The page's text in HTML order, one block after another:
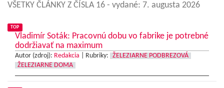
VŠETKY ČLÁNKY Z ČÍSLA 16 - vydané: 7. augusta 2026
TOP
Vladimír Soták: Pracovnú dobu vo fabrike je potrebné
dodržiavať na maximum
Autor (zdroj): Redakcia Rubriky:
ŽELEZIARNE PODBREZOVÁ
ŽELEZIARNE DOMA